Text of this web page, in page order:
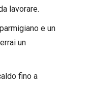
lavorare.
e un
un
fino a